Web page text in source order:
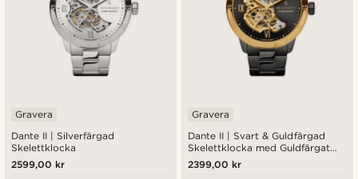
Dante II | Silverfärgad
Skelettklocka
Gravera
2599,00 kr
Dante II | Svart & Guldfärgad
Skelettklocka med Guldfärgat
Urverk
Gravera
2399,00 kr